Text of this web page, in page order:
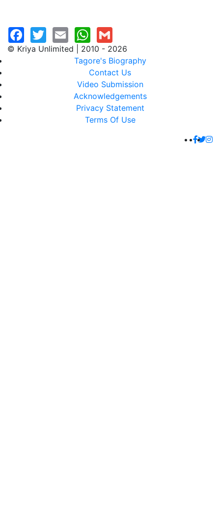
© Kriya Unlimited | 2010 - 2026
Tagore's Biography
Contact Us
Video Submission
Acknowledgements
Privacy Statement
Terms Of Use